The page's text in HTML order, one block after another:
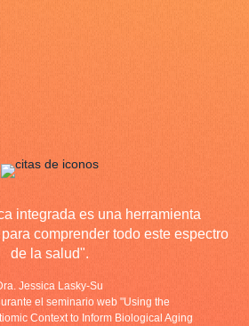
integrada es una herramienta
comprender todo este espectro
de la salud".
Jessica Lasky-Su
el seminario web "Using the
Context to Inform Biological Aging